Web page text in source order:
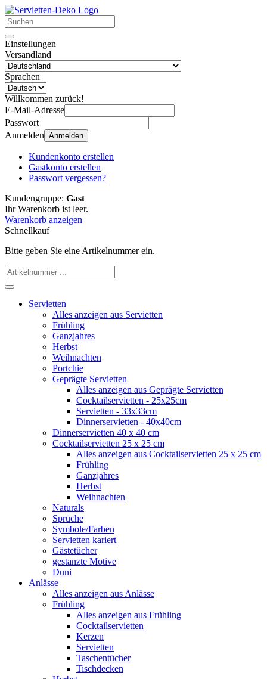
Einstellungen
Versandland
Sprachen
Willkommen zurück!
E-Mail-Adresse
Passwort
Anmelden Anmelden
Kundenkonto erstellen
Gastkonto erstellen
Passwort vergessen?
Kundengruppe: Gast
Ihr Warenkorb ist leer.
Warenkorb anzeigen
Schnellkauf
Bitte geben Sie eine Artikelnummer ein.
Servietten
Alles anzeigen aus Servietten
Frühling
Ganzjahres
Herbst
Weihnachten
Portchie
Geprägte Servietten
Alles anzeigen aus Geprägte Servietten
Cocktailservietten - 25x25cm
Servietten - 33x33cm
Dinnerservietten - 40x40cm
Dinnerservietten 40 x 40 cm
Cocktailservietten 25 x 25 cm
Alles anzeigen aus Cocktailservietten 25 x 25 cm
Frühling
Ganzjahres
Herbst
Weihnachten
Naturals
Sprüche
Symbole/Farben
Servietten kariert
Gästetücher
gestanzte Motive
Duni
Anlässe
Alles anzeigen aus Anlässe
Frühling
Alles anzeigen aus Frühling
Cocktailservietten
Kerzen
Servietten
Taschentücher
Tischdecken